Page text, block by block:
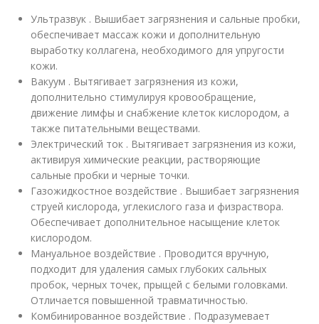
Ультразвук . Вышибает загрязнения и сальные пробки,
обеспечивает массаж кожи и дополнительную
выработку коллагена, необходимого для упругости
кожи.
Вакуум . Вытягивает загрязнения из кожи,
дополнительно стимулируя кровообращение,
движение лимфы и снабжение клеток кислородом, а
также питательными веществами.
Электрический ток . Вытягивает загрязнения из кожи,
активируя химические реакции, растворяющие
сальные пробки и черные точки.
Газожидкостное воздействие . Вышибает загрязнения
струей кислорода, углекислого газа и физраствора.
Обеспечивает дополнительное насыщение клеток
кислородом.
Мануальное воздействие . Проводится вручную,
подходит для удаления самых глубоких сальных
пробок, черных точек, прыщей с белыми головками.
Отличается повышенной травматичностью.
Комбинированное воздействие . Подразумевает